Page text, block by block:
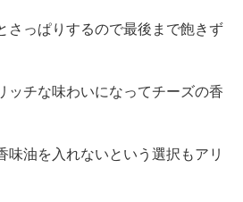
さっぱりするので最後まで飽きず
ッチな味わいになってチーズの香
味油を入れないという選択もアリ